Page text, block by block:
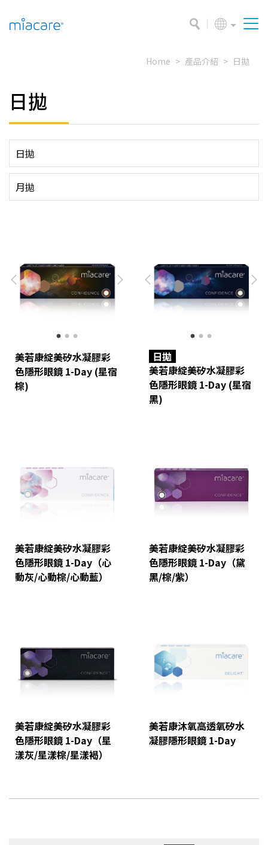
Home 產品介紹 日拋
日拋
日拋
月拋
美若康綻美矽水凝膠彩
色隱形眼鏡 1-Day (星宿
棕)
日拋
美若康綻美矽水凝膠彩
色隱形眼鏡 1-Day (星宿
黑)
美若康綻美矽水凝膠彩
色隱形眼鏡 1-Day（心
動灰/心動棕/心動藍）
美若康綻美矽水凝膠彩
色隱形眼鏡 1-Day（黛
黑/棕/紫）
美若康綻美矽水凝膠彩
色隱形眼鏡 1-Day（星
漾灰/星漾棕/星漾褐）
美若康沐氧高透氧矽水
凝膠隱形眼鏡 1-Day